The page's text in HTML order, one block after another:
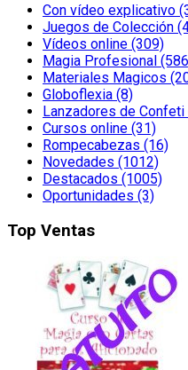
Con vídeo explicativo
Juegos de Colección
Vídeos online (309)
Magia Profesional
Materiales Magicos
Globoflexia (8)
Lanzadores de Confeti
Cursos online (31)
Rompecabezas (16)
Novedades (1012)
Destacados (1005)
Oportunidades (3)
Top Ventas